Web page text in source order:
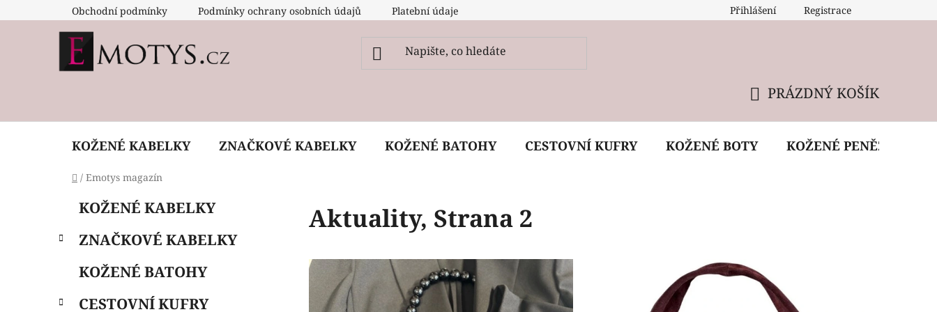
na
Obchodní podmínky Podmínky ochrany osobních údajů Platební údaje Reklamační podmínky
Přihlášení Registrace
KOŠÍK
PRÁZDNÝ KOŠÍK
KOŽENÉ KABELKY ZNAČKOVÉ KABELKY KOŽENÉ BATOHY CESTOVNÍ KUFRY KOŽENÉ BOTY KOŽENÉ PENĚŽENKY
Domů
/ Emotys magazín
s
Přeskočit
kategorie
e
i
KOŽENÉ KABELKY
ZNAČKOVÉ KABELKY
KOŽENÉ BATOHY
CESTOVNÍ KUFRY
Aktuality, Strana 2
V
ý